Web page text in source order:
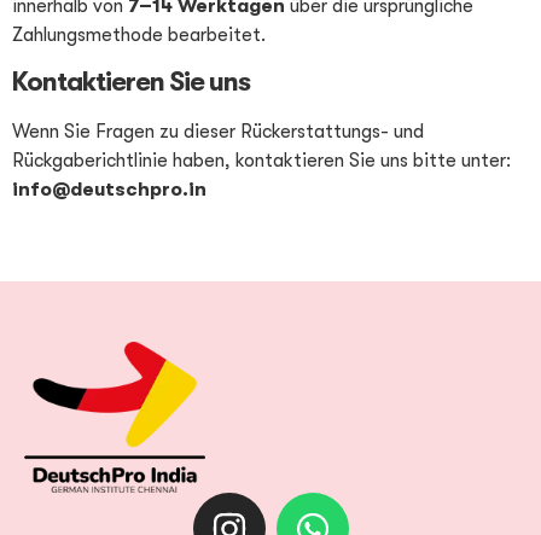
innerhalb von 7–14 Werktagen über die ursprüngliche
Zahlungsmethode bearbeitet.
Kontaktieren Sie uns
Wenn Sie Fragen zu dieser Rückerstattungs- und
Rückgaberichtlinie haben, kontaktieren Sie uns bitte unter:
info@deutschpro.in